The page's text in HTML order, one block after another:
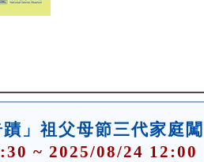
」祖父母節三代家庭
~ 2025/08/24 12:00